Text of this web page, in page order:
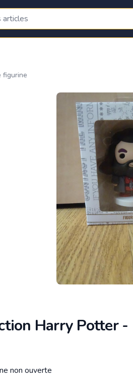
figurine
Harry Potter -
non ouverte